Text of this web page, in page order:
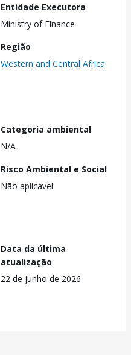
Entidade Executora
Ministry of Finance
Região
Western and Central Africa
Categoria ambiental
N/A
Risco Ambiental e Social
Não aplicável
Data da última
atualização
22 de junho de 2026